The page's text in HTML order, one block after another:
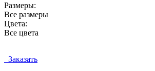
Размеры:
Все размеры
Цвета:
Все цвета
Заказать